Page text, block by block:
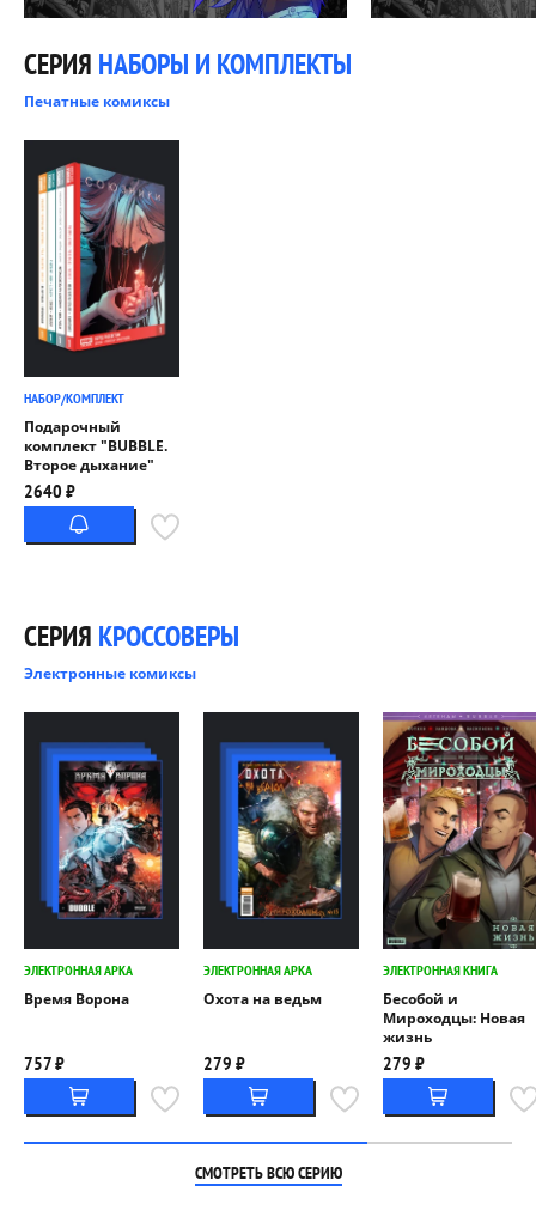
СЕРИЯ НАБОРЫ И КОМПЛЕКТЫ
Печатные комиксы
НАБОР/КОМПЛЕКТ
Подарочный
комплект "BUBBLE.
Второе дыхание"
2640 ₽
СЕРИЯ КРОССОВЕРЫ
Электронные комиксы
ЭЛЕКТРОННАЯ АРКА
Время Ворона
757 ₽
ЭЛЕКТРОННАЯ АРКА
Охота на ведьм
279 ₽
ЭЛЕКТРОННАЯ КНИГА
Бесобой и
Мироходцы: Новая
жизнь
279 ₽
СМОТРЕТЬ ВСЮ СЕРИЮ